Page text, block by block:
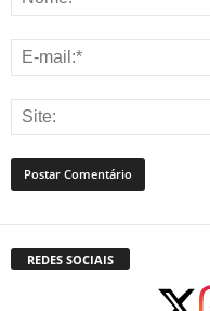
REDES SOCIAIS